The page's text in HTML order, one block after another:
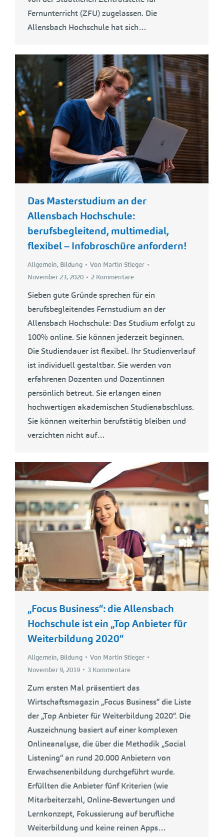
Fernunterricht (ZFU) zugelassen. Die
Allensbach Hochschule hat sich…
Das Masterstudium an der
Allensbach Hochschule:
berufsbegleitend, multimedial,
flexibel – Infobroschüre anfordern!
Allgemein, Bildung Von Martin Stieger
November 23, 2020
2 Kommentare
Sieben gute Gründe sprechen für ein
berufsbegleitendes Fernstudium an der
Allensbach Hochschule: Das Studium erfolgt zu
100% online. Sie können jederzeit beginnen.
Die Studiendauer ist flexibel. Ihr Studienverlauf
ist individuell gestaltbar. Sie werden von
erfahrenen Dozenten und Dozentinnen
persönlich betreut. Sie erlangen einen
hochwertigen akademischen Studienabschluss.
Sie können weiterhin berufstätig bleiben und
verzichten nicht auf…
„Focus Business“: die Allensbach
Hochschule ist ein „Top Anbieter für
Weiterbildung 2020“
Allgemein, Bildung Von Martin Stieger
November 9, 2019
3 Kommentare
Zum ersten Mal präsentiert das
Wirtschaftsmagazin „Focus Business“ die Liste
der „Top Anbieter für Weiterbildung 2020“. Die
Auszeichnung basiert auf einer komplexen
Onlineanalyse, die über die Methodik „Social
Listening“ an rund 20.000 Anbietern von
Erwachsenenbildung durchgeführt wurde.
Erfüllten die Anbieter fünf Kriterien (wie
Mitarbeiterzahl, Online-Bewertungen und
Lernkonzept, Fokussierung auf berufliche
Weiterbildung und keine reinen Apps…